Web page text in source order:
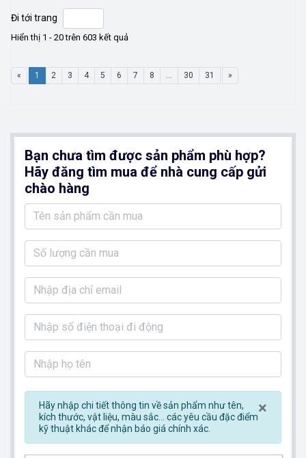
« 1 2 3 4 5 6 7 8 30 31 »
Hiển thị 1 - 20 trên 603 kết quả
Đi tới trang
Bạn chưa tìm được sản phẩm phù hợp?
Hãy đăng tìm mua để nhà cung cấp gửi
chào hàng
×
Hãy nhập chi tiết thông tin về sản phẩm như tên,
kích thước, vật liệu, màu sắc... các yêu cầu đặc điểm
kỹ thuật khác để nhận báo giá chính xác.